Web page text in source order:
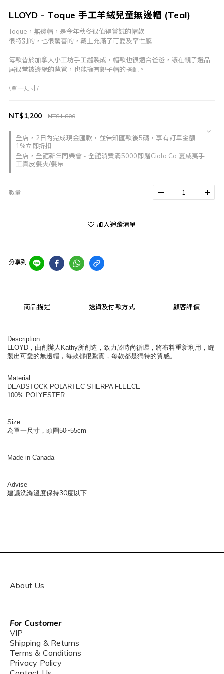
LLOYD - Toque 手工羊絨兒童無邊帽 (Teal)
Toque，無邊帽，是今年秋冬很值得嘗試的帽款
很特別的，也很驚喜的，戴上充滿了可愛及率性感
每款皆於加拿大小工坊手工縫製成，帽款也很適合爸爸，讓在親子選品
屆很常被邊緣的爸爸，也能擁有親子帽的搭配。
\單一尺寸/
全店，2日內完成現金匯款，並告知匯款後5碼，享有訂單金額
1%立即折扣
全店，全館新年同樂會 - 全館消費滿5000即贈Ciala Co 夏威夷手
工真皮髮夾/髮帶
NT$1,800
NT$1,200
數量
加入追蹤清單
分享到
商品描述 送貨及付款方式 顧客評價
Description
LLOYD，由創辦人Kathy所創造，致力於時尚循環，將布料重新利用，縫
製出可愛的無邊帽，每款都很紮實，每款都是獨特的質感。
Material
DEADSTOCK POLARTEC SHERPA FLEECE
100% POLYESTER
Size
為單一尺寸，頭圍50~55cm
Made in Canada
Advise
建議洗滌溫度保持30度以下
About Us
For Customer
VIP
Shipping & Returns
Terms & Conditions
Privacy Policy